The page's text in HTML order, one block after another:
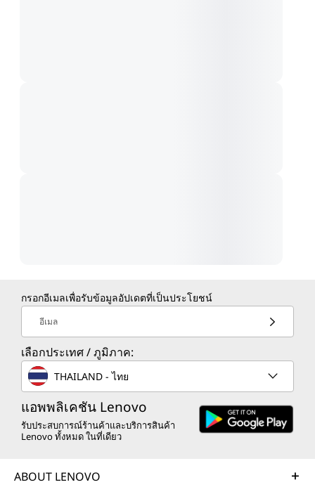
กรอกอีเมลเพื่อรับข้อมูลอัปเดตที่เป็นประโยชน์
อีเมล
เลือกประเทศ / ภูมิภาค:
THAILAND - ไทย
แอพพลิเคชัน Lenovo
รับประสบการณ์ร้านค้าและบริการสินค้า
Lenovo ทั้งหมด ในที่เดียว
ABOUT LENOVO